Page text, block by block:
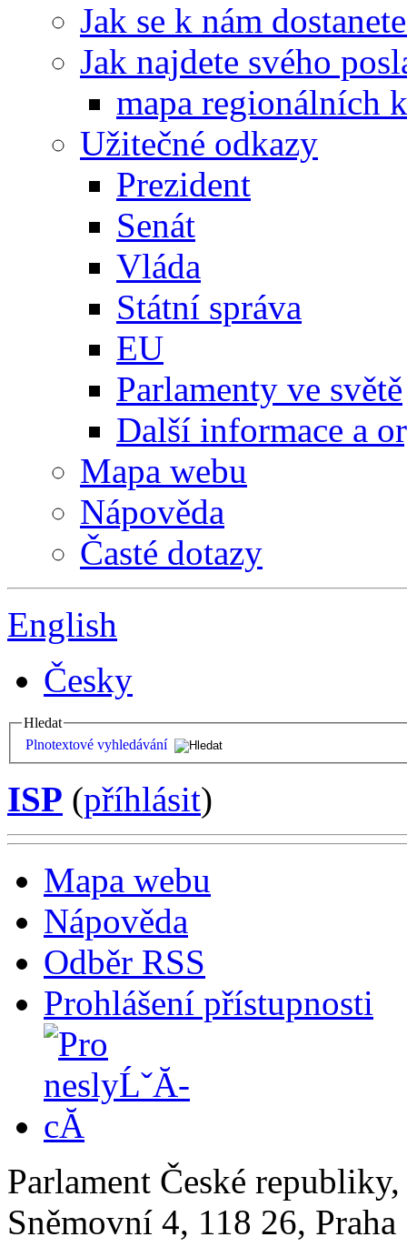
Jak se k nám
Jak najdete svého
mapa regionálních
Užitečné odkazy
Prezident
Senát
Vláda
Státní správa
EU
Parlamenty ve světě
Další informace a
Mapa webu
Nápověda
Časté dotazy
English
Česky
Hledat
Plnotextové vyhledávání
ISP (příhlásit)
Mapa webu
Nápověda
Odběr RSS
Prohlášení přístupnosti
Parlament České
Sněmovní 4, 118 26,